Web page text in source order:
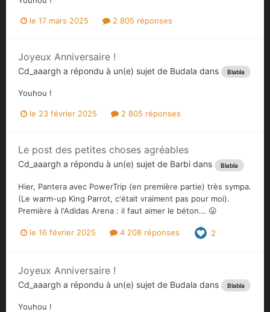
le 17 mars 2025 2 805 réponses
Joyeux Anniversaire !
Cd_aaargh a répondu à un(e) sujet de Budala dans Blabla
Youhou !
le 23 février 2025 2 805 réponses
Le post des petites choses agréables
Cd_aaargh a répondu à un(e) sujet de Barbi dans Blabla
Hier, Pantera avec PowerTrip (en première partie) très sympa.
(Le warm-up King Parrot, c'était vraiment pas pour moi).
Première à l'Adidas Arena : il faut aimer le béton... 😛
le 16 février 2025 4 208 réponses 2
Joyeux Anniversaire !
Cd_aaargh a répondu à un(e) sujet de Budala dans Blabla
Youhou !